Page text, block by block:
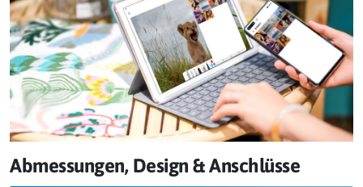
Abmessungen, Design & Anschlüsse